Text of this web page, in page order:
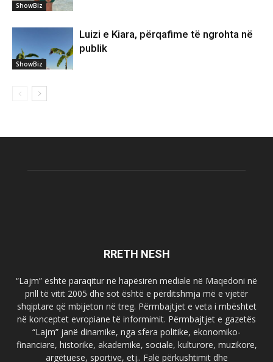
ShowBiz
ShowBiz
Luizi e Kiara, përqafime të ngrohta në
publik
RRETH NESH
“Lajm” është paraqitur në hapësirën mediale në Maqedoni në
prill të vitit 2005 dhe sot është e përditshmja më e vjetër
shqiptare që mbijeton në treg. Përmbajtjet e veta i mbështet
në konceptet evropiane të informimit. Përmbajtjet e gazetës
“Lajm” janë dinamike, nga sfera politike, ekonomiko-
financiare, historike, akademike, sociale, kulturore, muzikore,
argëtuese, sportive, etj.. Falë përkushtimit dhe